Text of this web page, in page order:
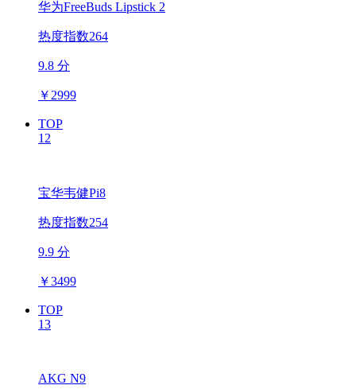
华为FreeBuds Lipstick 2
热度指数264
9.8 分
￥ 2999
TOP
12
宝华韦健Pi8
热度指数254
9.9 分
￥3499
TOP
13
AKG N9